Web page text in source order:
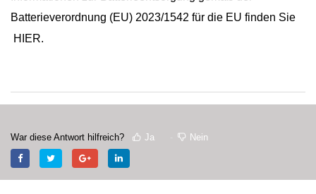
Batterieverordnung (EU) 2023/1542 für die EU finden Sie
HIER.
War diese Antwort hilfreich? Ja Nein